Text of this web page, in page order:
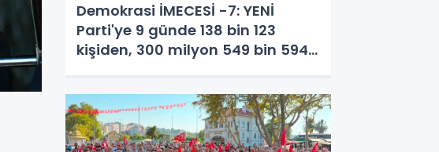
Demokrasi İMECESİ -7: YENİ
Parti'ye 9 günde 138 bin 123
kişiden, 300 milyon 549 bin 594